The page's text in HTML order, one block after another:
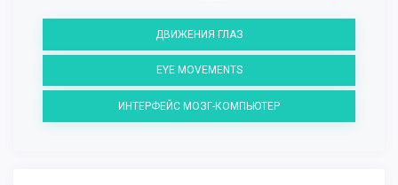
ДВИЖЕНИЯ ГЛАЗ
EYE MOVEMENTS
ИНТЕРФЕЙС МОЗГ-КОМПЬЮТЕР